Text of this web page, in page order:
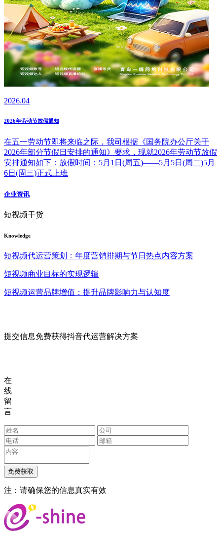
2026.04
2026年劳动节放假通知
在五一劳动节即将来临之际，我司根据《国务院办公厅关于
2026年部分节假日安排的通知》要求，现就2026年劳动节放假
安排通知如下：放假时间：5月1日(周五)——5月5日(周二)5月
6日(周三)正式上班
企业资讯
短视频干货
Knowledge
短视频代运营策划：年度营销排期与节日热点内容方案
短视频商业目标的实现逻辑
短视频运营品牌增值：提升品牌影响力与认知度
提交信息免费获得抖音代运营解决方案
在
线
留
言
注：请确保您的信息真实有效